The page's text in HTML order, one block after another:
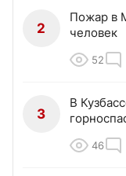
2
Пожар в
человек
52
3
В
46